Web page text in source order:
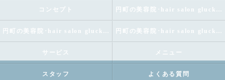
コンセプト
サービス メニュー
スタッフ よくある質問